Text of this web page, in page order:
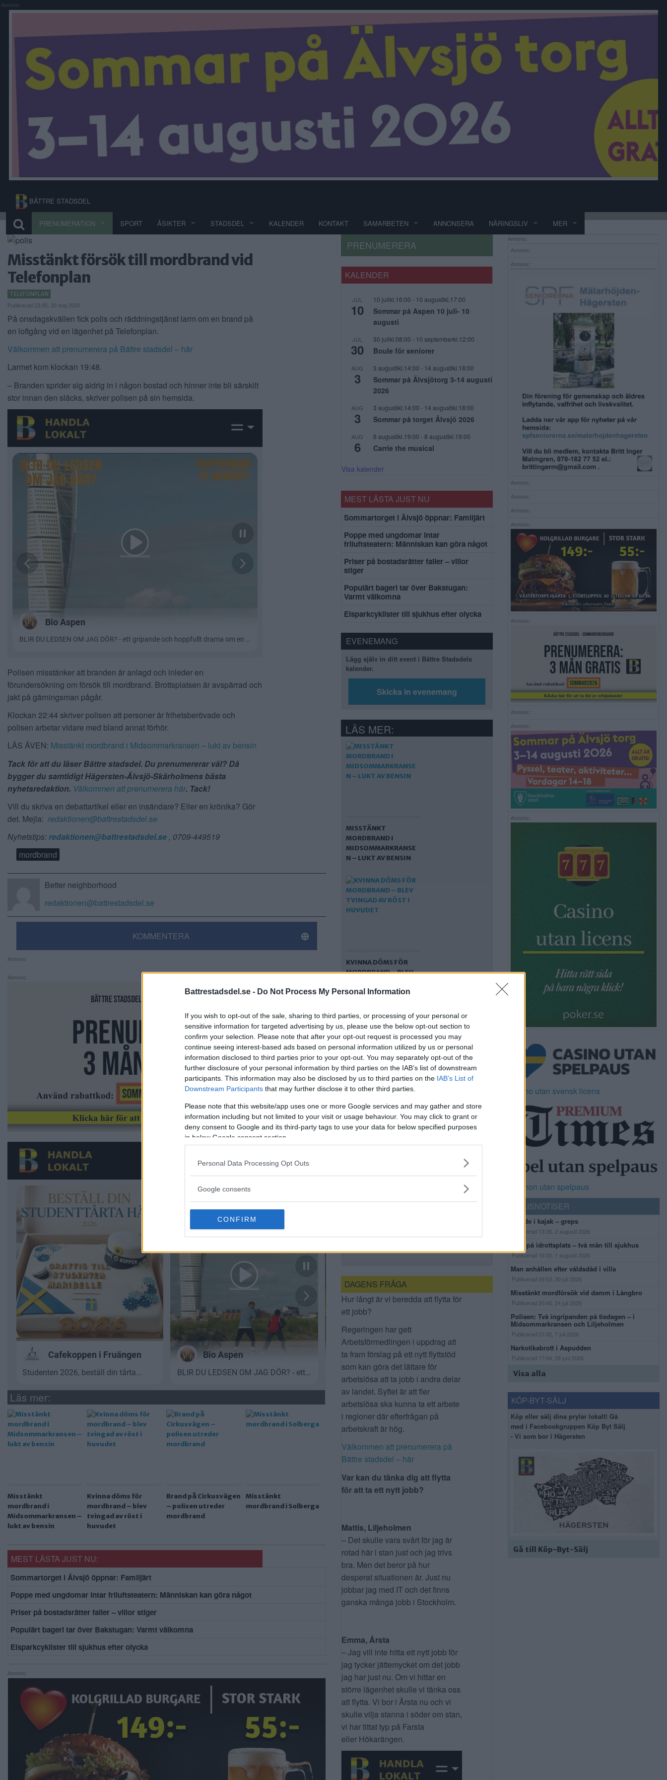
Battrestadsdel.se - Do Not Process My Personal Information
If you wish to opt-out of the sale, sharing to third parties, or processing of your personal or
sensitive information for targeted advertising by us, please use the below opt-out section to
confirm your selection. Please note that after your opt-out request is processed you may
continue seeing interest-based ads based on personal information utilized by us or personal
information disclosed to third parties prior to your opt-out. You may separately opt-out of the
further disclosure of your personal information by third parties on the IAB’s list of downstream
participants. This information may also be disclosed by us to third parties on the IAB’s List of
Downstream Participants that may further disclose it to other third parties.
Please note that this website/app uses one or more Google services and may gather and store
information including but not limited to your visit or usage behaviour. You may click to grant or
deny consent to Google and its third-party tags to use your data for below specified purposes
in below Google consent section.
Personal Data Processing Opt Outs
Google consents
CONFIRM
Annons:
BÄTTRE STADSDEL
PRENUMERATION SPORT ÅSIKTER STADSDEL KALENDER KONTAKT SAMARBETEN ANNONSERA NÄRINGSLIV MER
Misstänkt försök till mordbrand vid
Telefonplan
TELEFONPLAN
Publicerad 23:05, 20 maj 2026
På onsdagskvällen fick polis och räddningstjänst larm om en brand på
en loftgång vid en lägenhet på Telefonplan.
Välkommen att prenumerera på Bättre stadsdel – här
Larmet kom klockan 19:48.
– Branden sprider sig aldrig in i någon bostad och hinner inte bli särskilt
stor innan den släcks, skriver polisen på sin hemsida.
Polisen misstänker att branden är anlagd och inleder en
förundersökning om försök till mordbrand. Brottsplatsen är avspärrad och
jakt på gärningsman pågår.
Klockan 22:44 skriver polisen att personer är frihetsberövade och
polisen arbetar vidare med bland annat förhör.
LÄS ÄVEN: Misstänkt mordbrand i Midsommarkransen – lukt av bensin
Tack för att du läser Bättre stadsdel. Du prenumererar väl? Då
bygger du samtidigt Hägersten-Älvsjö-Skärholmens bästa
nyhetsredaktion. Välkommen att prenumerera här. Tack!
Vill du skriva en debattartikel eller en insändare? Eller en krönika? Gör
det. Mejla: redaktionen@battrestadsdel.se
Nyhetstips:redaktionen@battrestadsdel.se , 0709-449519
mordbrand
Better neighborhood
redaktionen@battrestadsdel.se
KOMMENTERA
Annons:
Annons:
Läs mer:
Misstänkt
mordbrand i
Midsommarkransen –
lukt av bensin
Kvinna döms för
mordbrand – blev
tvingad av röst i
huvudet
Brand på Cirkusvägen
– polisen utreder
mordbrand
Misstänkt
mordbrand i Solberga
MEST LÄSTA JUST NU:
Sommartorget i Älvsjö öppnar: Familjärt
Poppe med ungdomar intar friluftsteatern: Människan kan göra något
Priser på bostadsrätter faller – villor stiger
Populärt bageri tar över Bakstugan: Varmt välkomna
Elsparkcyklister till sjukhus efter olycka
Annons:
PRENUMERERA
KALENDER
JUL
10
10 julikl.16:00 - 10 augustikl.17:00
Sommar på Aspen 10 juli- 10
augusti
JUL
30
30 julikl.08:00 - 10 septemberkl.12:00
Boule för seniorer
AUG
3
3 augustikl.14:00 - 14 augustikl.18:00
Sommar på Älvsjötorg 3-14 augusti
2026
AUG
3
3 augustikl.14:00 - 14 augustikl.18:00
Sommar på torget Älvsjö 2026
AUG
6
6 augustikl.19:00 - 8 augustikl.19:00
Carrie the musical
Visa kalender
MEST LÄSTA JUST NU
Sommartorget i Älvsjö öppnar: Familjärt
Poppe med ungdomar intar
friluftsteatern: Människan kan göra något
Priser på bostadsrätter faller – villor
stiger
Populärt bageri tar över Bakstugan:
Varmt välkomna
Elsparkcyklister till sjukhus efter olycka
EVENEMANG
Lägg själv in ditt event i Bättre Stadsdels
kalender.
Skicka in evenemang
LÄS MER:
MISSTÄNKT
MORDBRAND I
MIDSOMMARKRANSE
N – LUKT AV BENSIN
KVINNA DÖMS FÖR
MORDBRAND – BLEV
HUVUDET
CIRKUSVÄGEN –
POLISEN UTREDER
MORDBRAND
SOLBERGA
DAGENS FRÅGA
Hur långt är vi beredda att flytta för
ett jobb?
Regeringen har gett
Arbetsförmedlingen i uppdrag att
ta fram förslag på ett nytt flyttstöd
som kan göra det lättare för
arbetslösa att ta jobb i andra delar
av landet. Syftet är att fler
arbetslösa ska kunna ta ett arbete
i regioner där efterfrågan på
arbetskraft är hög.
Välkommen att prenumerera på
Bättre stadsdel – här
Var kan du tänka dig att flytta
för att ta ett nytt jobb?
Mattis, Liljeholmen
– Det skulle vara svårt för jag är
rotad här i stan just och jag trivs
bra. Men det beror på hur
desperat situationen är. Just nu
jobbar jag med IT och det finns
ganska många jobb i Stockholm.
Emma, Årsta
– Jag vill inte hitta ett nytt jobb för
jag tycker jättemycket om det jobb
jag har just nu. Om vi hittar en
större lägenhet skulle vi tänka oss
att flytta. Vi bor i Årsta nu och vi
skulle vilja stanna i söder om stan,
vi har tittat typ på Farsta
eller Hökarängen.
Annons:
Annons:
Annons:
Annons:
Annons:
Annons:
Annons:
Annons:
Annons:
Annons:
Annons:
Casino utan svensk licens
Casinon utan spelpaus
POLISNOTISER
Flydde i kajak – greps
Publicerad 13:35, 2 augusti 2026
Bråk på idrottsplats – två män till sjukhus
Publicerad 16:30, 1 augusti 2026
Man anhållen efter våldsdåd i villa
Publicerad 09:53, 30 juli 2026
Misstänkt mordförsök vid damm i Långbro
Publicerad 20:45, 24 juli 2026
Polisen: Två ingripanden på tisdagen – i
Midsommarkransen och Liljeholmen
Publicerad 21:02, 7 juli 2026
Narkotikabrott i Aspudden
Publicerad 17:04, 28 juni 2026
Visa alla
KÖP-BYT-SÄLJ
Köp eller sälj dina prylar lokalt! Gå
med i Facebookgruppen Köp Byt Sälj
- Vi som bor i Hägersten
Gå till Köp-Byt-Sälj